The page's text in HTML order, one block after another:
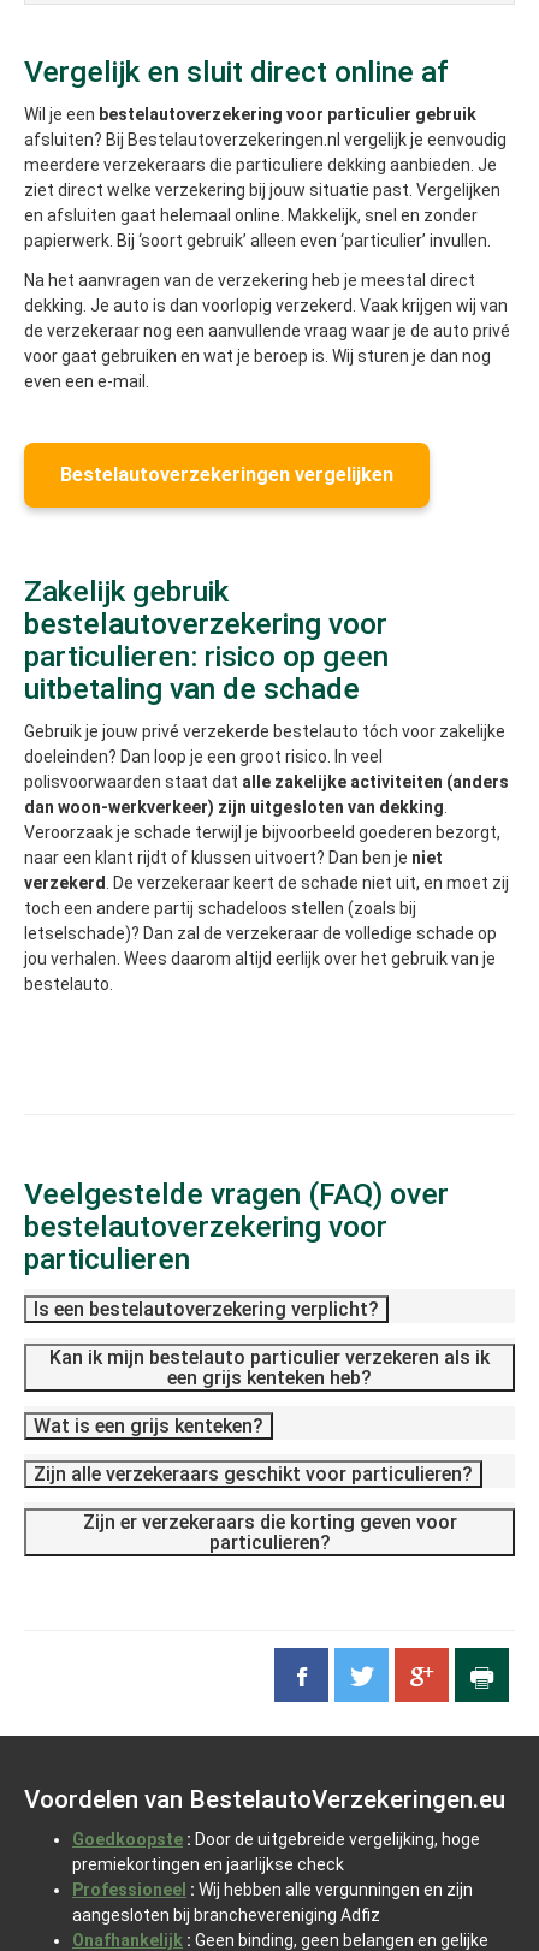
Vergelijk en sluit direct online af
Wil je een bestelautoverzekering voor particulier gebruik
afsluiten? Bij Bestelautoverzekeringen.nl vergelijk je eenvoudig
meerdere verzekeraars die particuliere dekking aanbieden. Je
ziet direct welke verzekering bij jouw situatie past. Vergelijken
en afsluiten gaat helemaal online. Makkelijk, snel en zonder
papierwerk. Bij ‘soort gebruik’ alleen even ‘particulier’ invullen.
Na het aanvragen van de verzekering heb je meestal direct
dekking. Je auto is dan voorlopig verzekerd. Vaak krijgen wij van
de verzekeraar nog een aanvullende vraag waar je de auto privé
voor gaat gebruiken en wat je beroep is. Wij sturen je dan nog
even een e-mail.
Bestelautoverzekeringen vergelijken
Zakelijk gebruik
bestelautoverzekering voor
particulieren: risico op geen
uitbetaling van de schade
Gebruik je jouw privé verzekerde bestelauto tóch voor zakelijke
doeleinden? Dan loop je een groot risico. In veel
polisvoorwaarden staat dat alle zakelijke activiteiten (anders
dan woon-werkverkeer) zijn uitgesloten van dekking
Veroorzaak je schade terwijl je bijvoorbeeld goederen bezorgt,
naar een klant rijdt of klussen uitvoert? Dan ben je niet
verzekerd
. De verzekeraar keert de schade niet uit, en moet zij
toch een andere partij schadeloos stellen (zoals bij
letselschade)? Dan zal de verzekeraar de volledige schade op
jou verhalen. Wees daarom altijd eerlijk over het gebruik van je
bestelauto.
Veelgestelde vragen (FAQ) over
bestelautoverzekering voor
particulieren
Is een bestelautoverzekering verplicht?
Kan ik mijn bestelauto particulier verzekeren als ik
een grijs kenteken heb?
Wat is een grijs kenteken?
Zijn alle verzekeraars geschikt voor particulieren?
Zijn er verzekeraars die korting geven voor
particulieren?
Voordelen van BestelautoVerzekeringen.eu
Goedkoopste : Door de uitgebreide vergelijking, hoge
premiekortingen en jaarlijkse check
Professioneel : Wij hebben alle vergunningen en zijn
aangesloten bij branchevereniging Adfiz
Onafhankelijk : Geen binding, geen belangen en gelijke